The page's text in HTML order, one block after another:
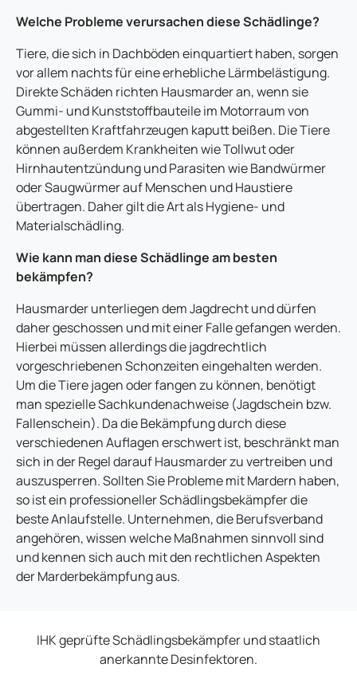
Welche Probleme verursachen diese Schädlinge?
Tiere, die sich in Dachböden einquartiert haben, sorgen
vor allem nachts für eine erhebliche Lärmbelästigung.
Direkte Schäden richten Hausmarder an, wenn sie
Gummi- und Kunststoffbauteile im Motorraum von
abgestellten Kraftfahrzeugen kaputt beißen. Die Tiere
können außerdem Krankheiten wie Tollwut oder
Hirnhautentzündung und Parasiten wie Bandwürmer
oder Saugwürmer auf Menschen und Haustiere
übertragen. Daher gilt die Art als Hygiene- und
Materialschädling.
Wie kann man diese Schädlinge am besten
bekämpfen?
Hausmarder unterliegen dem Jagdrecht und dürfen
daher geschossen und mit einer Falle gefangen werden.
Hierbei müssen allerdings die jagdrechtlich
vorgeschriebenen Schonzeiten eingehalten werden.
Um die Tiere jagen oder fangen zu können, benötigt
man spezielle Sachkundenachweise (Jagdschein bzw.
Fallenschein). Da die Bekämpfung durch diese
verschiedenen Auflagen erschwert ist, beschränkt man
sich in der Regel darauf Hausmarder zu vertreiben und
auszusperren. Sollten Sie Probleme mit Mardern haben,
so ist ein professioneller Schädlingsbekämpfer die
beste Anlaufstelle. Unternehmen, die Berufsverband
angehören, wissen welche Maßnahmen sinnvoll sind
und kennen sich auch mit den rechtlichen Aspekten
der Marderbekämpfung aus.
IHK geprüfte Schädlingsbekämpfer und staatlich
anerkannte Desinfektoren.